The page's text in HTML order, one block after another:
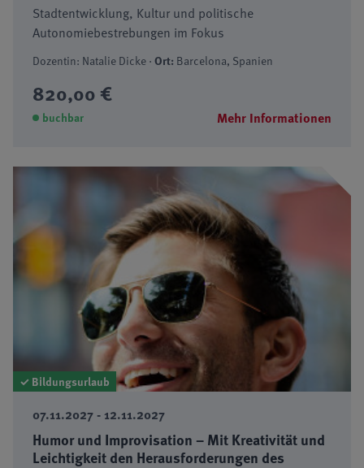
Stadtentwicklung, Kultur und politische
Autonomiebestrebungen im Fokus
Dozentin: Natalie Dicke ·Ort: Barcelona, Spanien
820,00 €
buchbar Mehr Informationen
✓ Bildungsurlaub
07.11.2027 - 12.11.2027
Humor und Improvisation – Mit Kreativität und
Leichtigkeit den Herausforderungen des